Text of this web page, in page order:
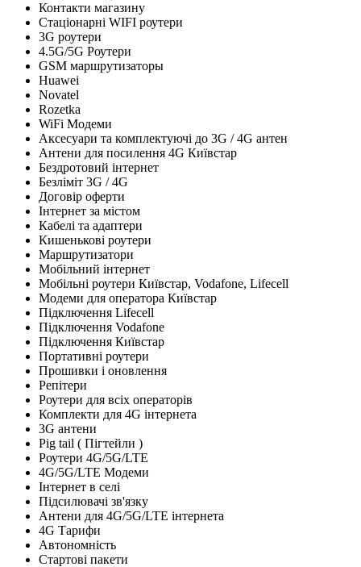
Контакти магазину
Стаціонарні WIFI роутери
3G роутери
4.5G/5G Роутери
GSM маршрутизаторы
Huawei
Novatel
Rozetka
WiFi Модеми
Аксесуари та комплектуючі до 3G / 4G антен
Антени для посилення 4G Київстар
Бездротовий інтернет
Безліміт 3G / 4G
Договір оферти
Інтернет за містом
Кабелі та адаптери
Кишенькові роутери
Маршрутизатори
Мобільний інтернет
Мобільні роутери Київстар, Vodafone, Lifecell
Модеми для оператора Київстар
Підключення Lifecell
Підключення Vodafone
Підключення Київстар
Портативні роутери
Прошивки і оновлення
Репітери
Роутери для всіх операторів
Комплекти для 4G інтернета
3G антени
Pig tail ( Пігтейли )
Роутери 4G/5G/LTE
4G/5G/LTE Модеми
Інтернет в селі
Підсилювачі зв'язку
Антени для 4G/5G/LTE інтернета
4G Тарифи
Автономність
Стартові пакети